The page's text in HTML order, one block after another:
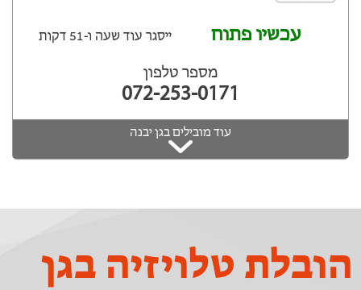
עכשיו פתוח ייסגר עוד שעה ‫ו-51 דקות
מספר טלפון
072-253-0171
עוד מובילים בגן יבנה
הובלת טלויזיה בגן